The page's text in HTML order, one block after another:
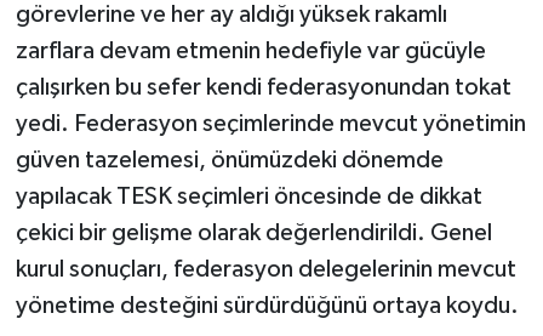
görevlerine ve her ay aldığı yüksek rakamlı
zarflara devam etmenin hedefiyle var gücüyle
çalışırken bu sefer kendi federasyonundan tokat
yedi. Federasyon seçimlerinde mevcut yönetimin
güven tazelemesi, önümüzdeki dönemde
yapılacak TESK seçimleri öncesinde de dikkat
çekici bir gelişme olarak değerlendirildi. Genel
kurul sonuçları, federasyon delegelerinin mevcut
yönetime desteğini sürdürdüğünü ortaya koydu.